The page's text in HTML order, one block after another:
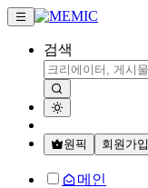
검색
원픽 회원가입
메인